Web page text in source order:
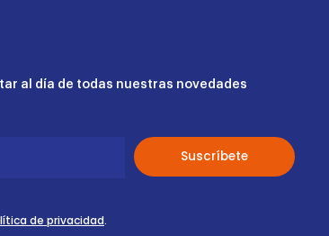
al día de todas nuestras novedades
de privacidad.